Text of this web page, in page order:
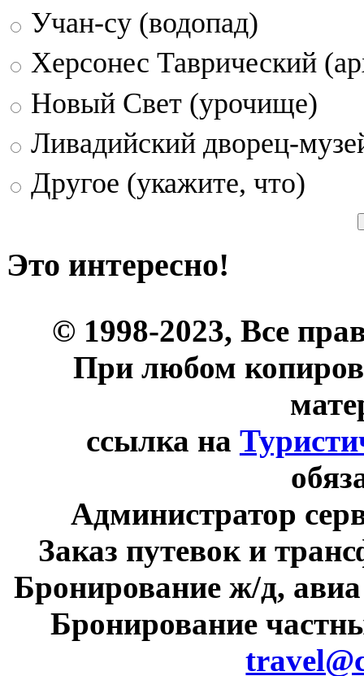
Учан-су (водопад)
Херсонес Таврический
Новый Свет (урочище)
Ливадийский дворец-
Другое (укажите, что)
Это интересно!
© 1998-2023, Все
При любом
ссылка на
Администратор
Заказ путевок и
Бронирование ж/д,
Бронирование